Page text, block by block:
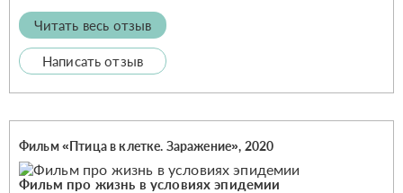
Читать весь отзыв
Написать отзыв
Фильм «Птица в клетке. Заражение», 2020
Фильм про жизнь в условиях эпидемии